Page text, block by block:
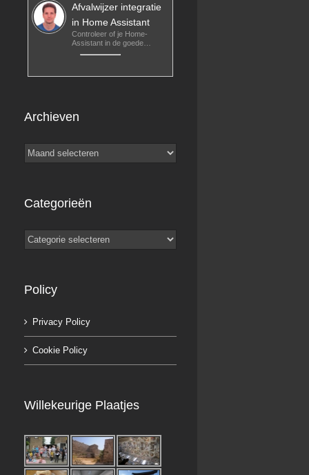
ID> > /home/pi/domoticz/www/
Afvalwijzer integratie
in Home Assistant
Controleer of je Home-
Assistant in de goede…
Archieven
Archieven
Categorieën
Categorieën
Policy
Privacy Policy
Cookie Policy
Willekeurige Plaatjes